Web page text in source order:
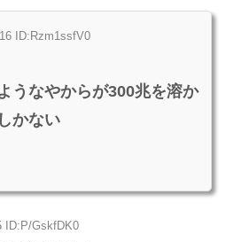
ID:Rzm1ssfV0
うなやからが300兆を溶か
かない
ID:P/GskfDK0